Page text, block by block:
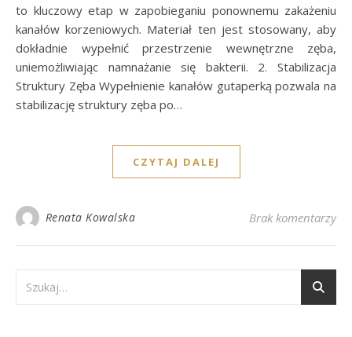
to kluczowy etap w zapobieganiu ponownemu zakażeniu
kanałów korzeniowych. Materiał ten jest stosowany, aby
dokładnie wypełnić przestrzenie wewnętrzne zęba,
uniemożliwiając namnażanie się bakterii. 2. Stabilizacja
Struktury Zęba Wypełnienie kanałów gutaperką pozwala na
stabilizację struktury zęba po…
CZYTAJ DALEJ
Renata Kowalska Brak komentarzy